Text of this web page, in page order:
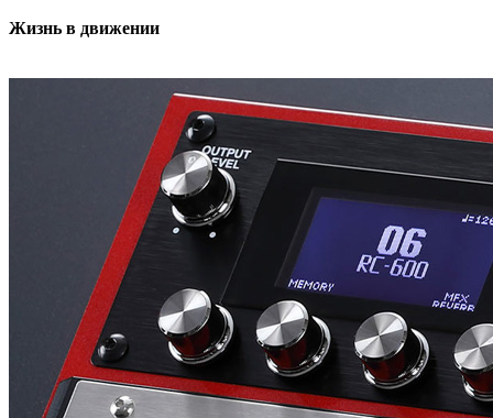
Жизнь в движении